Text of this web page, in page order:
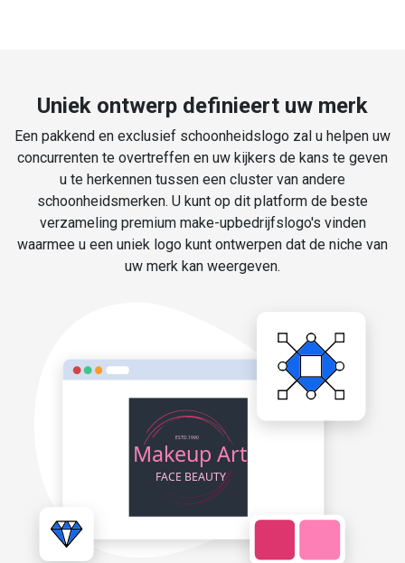
Uniek ontwerp definieert uw merk
Een pakkend en exclusief schoonheidslogo zal u helpen uw
concurrenten te overtreffen en uw kijkers de kans te geven
u te herkennen tussen een cluster van andere
schoonheidsmerken. U kunt op dit platform de beste
verzameling premium make-upbedrijfslogo's vinden
waarmee u een uniek logo kunt ontwerpen dat de niche van
uw merk kan weergeven.